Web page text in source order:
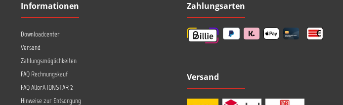
Informationen
Downloadcenter
Versand
Zahlungsmöglichkeiten
FAQ Rechnungskauf
FAQ AllorA IONSTAR 2
Hinweise zur Entsorgung
Zahlungsarten
Versand